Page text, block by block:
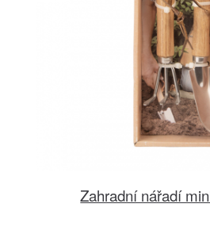
Zahradní nářadí